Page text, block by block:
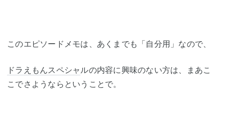
このエピソードメモは、あくまでも「自分用」なので、
ドラえもんスペシャルの内容に興味のない方は、まあこ
こでさようならということで。